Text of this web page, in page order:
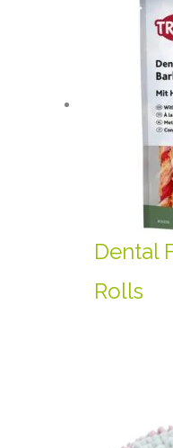
Dental
Rolls